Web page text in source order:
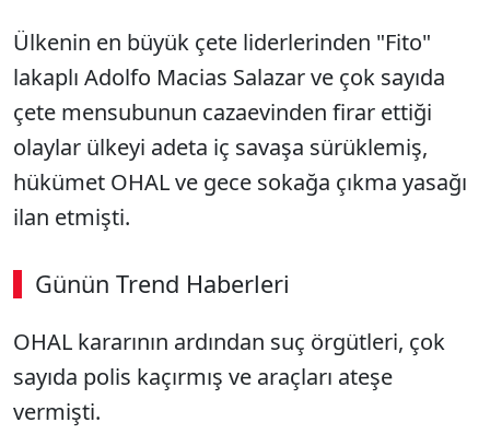
Ülkenin en büyük çete liderlerinden "Fito"
lakaplı Adolfo Macias Salazar ve çok sayıda
çete mensubunun cazaevinden firar ettiği
olaylar ülkeyi adeta iç savaşa sürüklemiş,
hükümet OHAL ve gece sokağa çıkma yasağı
ilan etmişti.
Günün Trend Haberleri
SÖZCÜ SON DAKİKA
OHAL kararının ardından suç örgütleri, çok
sayıda polis kaçırmış ve araçları ateşe
vermişti.